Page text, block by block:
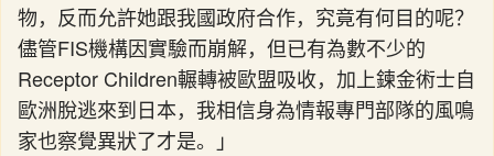
物，反而允許她跟我國政府合作，究竟有何目的呢？
儘管FIS機構因實驗而崩解，但已有為數不少的
Receptor Children輾轉被歐盟吸收，加上鍊金術士自
歐洲脫逃來到日本，我相信身為情報專門部隊的風鳴
家也察覺異狀了才是。」